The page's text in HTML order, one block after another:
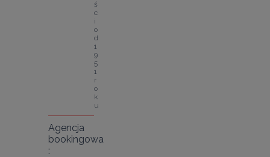
ś
c
i
o
d
1
9
5
1
r
o
k
u
Agencja
bookingowa
: